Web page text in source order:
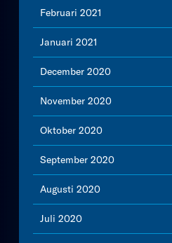
Februari 2021
Januari 2021
December 2020
November 2020
Oktober 2020
September 2020
Augusti 2020
Juli 2020